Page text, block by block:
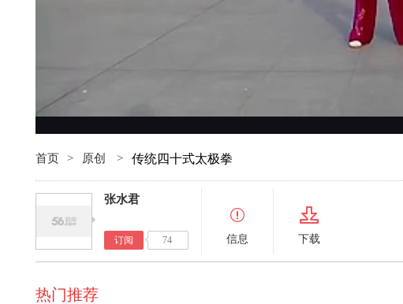
首页 > 原创 > 传统四十式太极拳
张水君
订阅 74 信息 下载
热门推荐